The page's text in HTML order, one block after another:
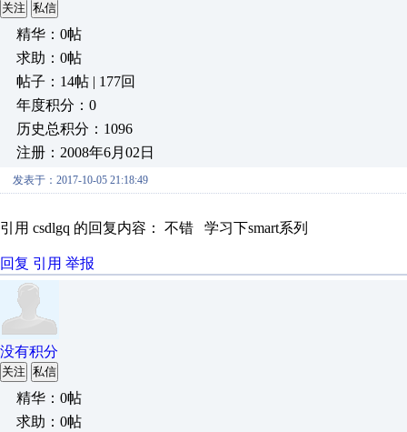
关注 私信
精华：0帖
求助：0帖
帖子：14帖 | 177回
年度积分：0
历史总积分：1096
注册：2008年6月02日
发表于：2017-10-05 21:18:49
引用 csdlgq 的回复内容： 不错 学习下smart系列
回复 引用 举报
没有积分
关注 私信
精华：0帖
求助：0帖